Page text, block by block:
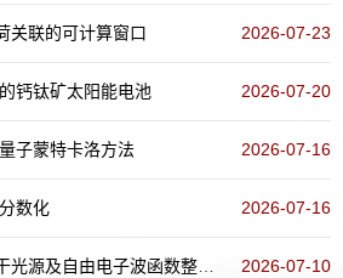
关联的可计算窗口 2026-07-23
钙钛矿太阳能电池 2026-07-20
子蒙特卡洛方法 2026-07-16
数化 2026-07-16
2026-07-10